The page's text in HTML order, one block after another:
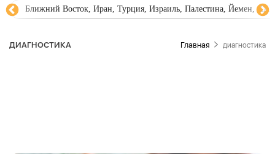
Новости Азербайджана Южный Кавказ, Грузия,
ДИАГНОСТИКА Главная диагностика